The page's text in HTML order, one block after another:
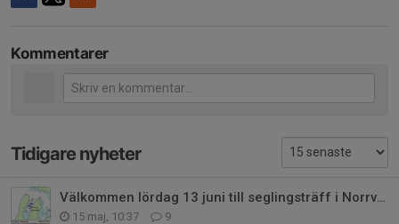
Kommentarer
Tidigare nyheter
Välkommen lördag 13 juni till seglingsträff i Norrviken
15 maj, 10:37 9